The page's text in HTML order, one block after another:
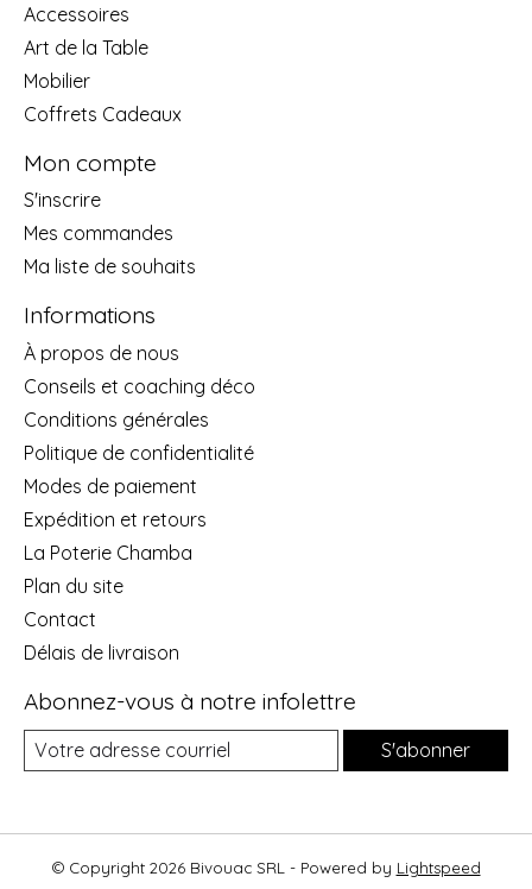
Accessoires
Art de la Table
Mobilier
Coffrets Cadeaux
Mon compte
S'inscrire
Mes commandes
Ma liste de souhaits
Informations
À propos de nous
Conseils et coaching déco
Conditions générales
Politique de confidentialité
Modes de paiement
Expédition et retours
La Poterie Chamba
Plan du site
Contact
Délais de livraison
Abonnez-vous à notre infolettre
S'abonner
© Copyright 2026 Bivouac SRL - Powered by Lightspeed